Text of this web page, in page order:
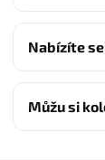
Nabízíte
Můžu si